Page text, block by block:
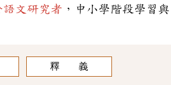
語文研究者 ，中小學階段學習
釋 義